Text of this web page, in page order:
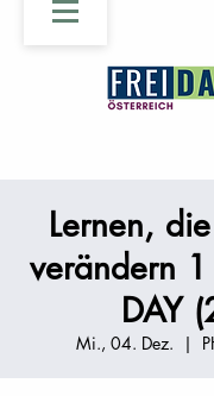
Lernen,
verändern 1
DAY
Mi., 04. Dez.
  |